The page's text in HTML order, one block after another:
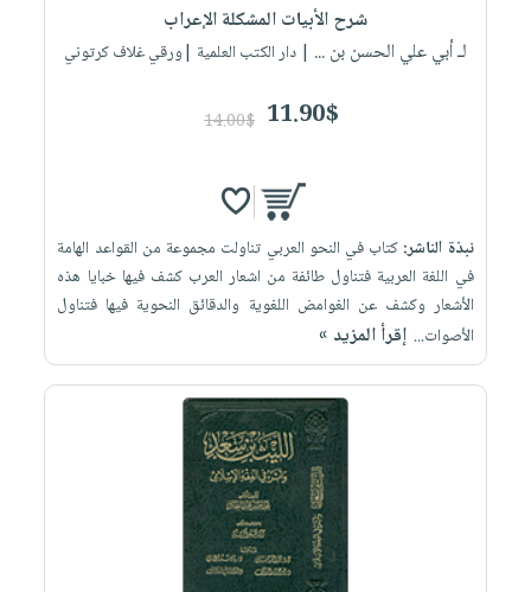
شرح الأبيات المشكلة الإعراب
لـ أبي علي الحسن بن ... | دار الكتب العلمية |ورقي غلاف كرتوني
11.90$
14.00$
نبذة الناشر: كتاب في النحو العربي تناولت مجموعة من القواعد الهامة
في اللغة العربية فتناول طائفة من اشعار العرب كشف فيها خبايا هذه
الأشعار وكشف عن الغوامض اللغوية والدقائق النحوية فيها فتناول
الأصوات... إقرأ المزيد »